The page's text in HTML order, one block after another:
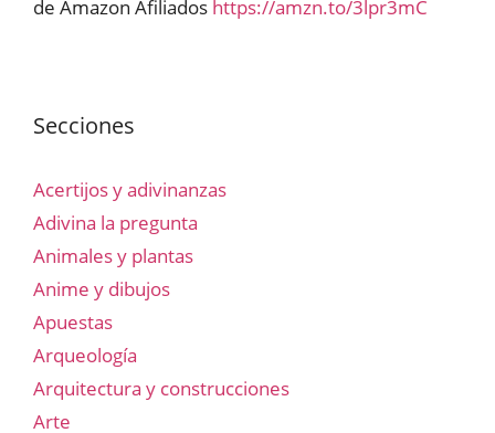
de Amazon Afiliados https://amzn.to/3lpr3mC
Secciones
Acertijos y adivinanzas
Adivina la pregunta
Animales y plantas
Anime y dibujos
Apuestas
Arqueología
Arquitectura y construcciones
Arte